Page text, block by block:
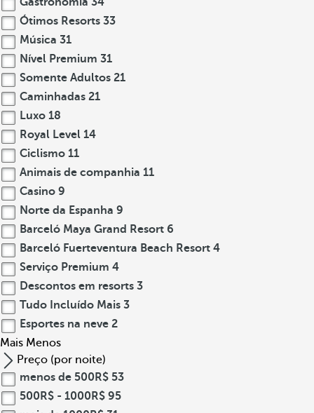
Ótimos Resorts 33
Música 31
Nível Premium 31
Somente Adultos 21
Caminhadas 21
Luxo 18
Royal Level 14
Ciclismo 11
Animais de companhia 11
Casino 9
Norte da Espanha 9
Barceló Maya Grand Resort 6
Barceló Fuerteventura Beach Resort 4
Serviço Premium 4
Descontos em resorts 3
Tudo Incluído Mais 3
Esportes na neve 2
Mais Menos
Preço (por noite)
menos de 500R$ 53
500R$ - 1000R$ 95